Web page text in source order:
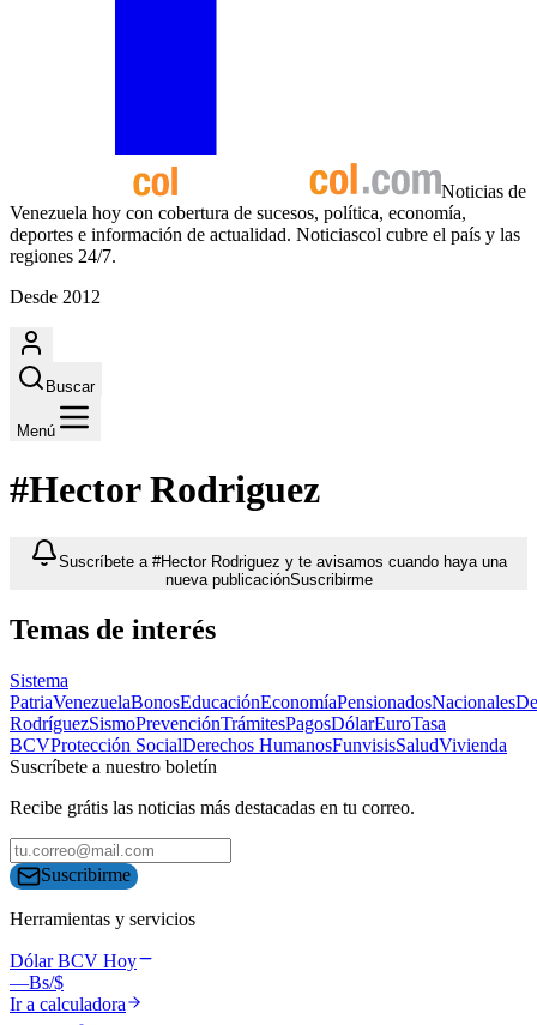
Noticias de
Venezuela hoy con cobertura de sucesos, política, economía,
deportes e información de actualidad. Noticiascol cubre el país y las
regiones 24/7.
Desde 2012
Buscar
Menú
#Hector Rodriguez
Suscríbete a #Hector Rodriguez y te avisamos cuando haya una
nueva publicaciónSuscribirme
Temas de interés
Sistema
PatriaVenezuelaBonosEducaciónEconomíaPensionadosNacionales
RodríguezSismoPrevenciónTrámitesPagosDólarEuroTasa
BCVProtección SocialDerechos HumanosFunvisisSaludVivienda
Suscríbete a nuestro boletín
Recibe grátis las noticias más destacadas en tu correo.
Suscribirme
Herramientas y servicios
Dólar BCV Hoy
—Bs/$
Ir a calculadora